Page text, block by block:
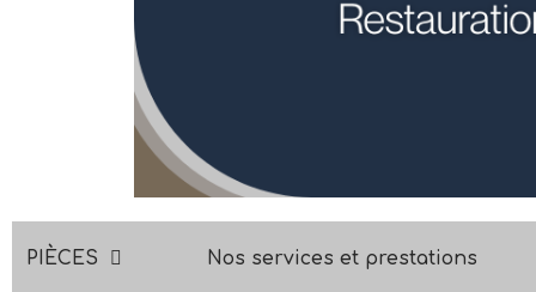
PIÈCES Nos services et prestations